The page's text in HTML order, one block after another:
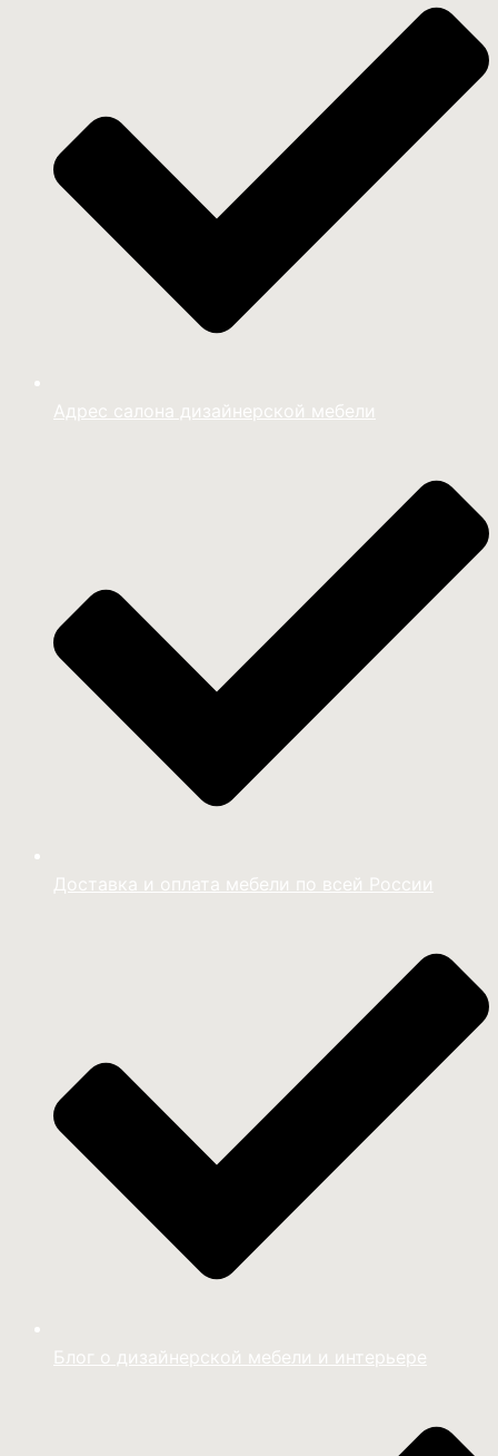
Адрес салона дизайнерской мебели
Доставка и оплата мебели по всей России
Блог о дизайнерской мебели и интерьере